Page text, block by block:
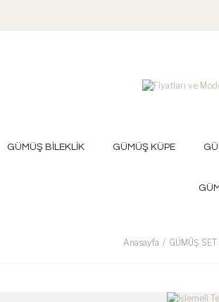
GÜMÜŞ BİLEKLİK GÜMÜŞ KÜPE
Anasayfa GÜMÜŞ SET